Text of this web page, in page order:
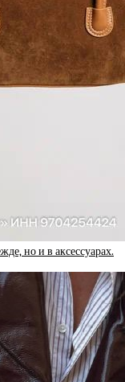
но и в аксессуарах.